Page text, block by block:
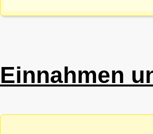
Einnahmen